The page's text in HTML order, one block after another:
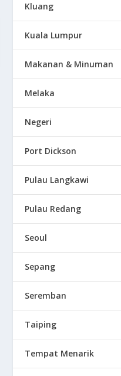
Kluang
Kuala Lumpur
Makanan & Minuman
Melaka
Negeri
Port Dickson
Pulau Langkawi
Pulau Redang
Seoul
Sepang
Seremban
Taiping
Tempat Menarik